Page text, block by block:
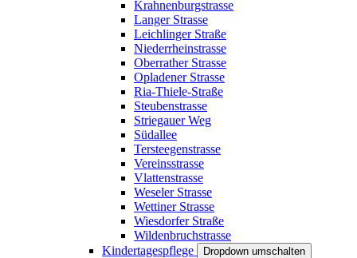
Krahnenburgstrasse
Langer Strasse
Leichlinger Straße
Niederrheinstrasse
Oberrather Strasse
Opladener Strasse
Ria-Thiele-Straße
Steubenstrasse
Striegauer Weg
Südallee
Tersteegenstrasse
Vereinsstrasse
Vlattenstrasse
Weseler Strasse
Wettiner Strasse
Wiesdorfer Straße
Wildenbruchstrasse
Kindertagespflege
Dropdown umschalten